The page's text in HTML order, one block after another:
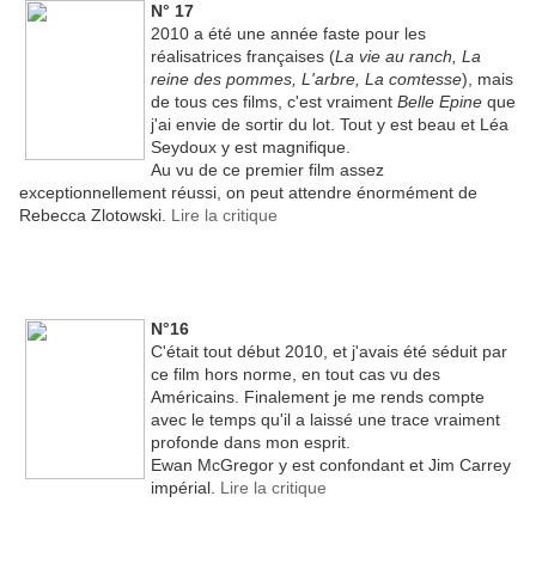
N° 17
2010 a été une année faste pour les
réalisatrices françaises (La vie au ranch, La
reine des pommes, L'arbre, La comtesse), mais
de tous ces films, c'est vraiment Belle Epine que
j'ai envie de sortir du lot. Tout y est beau et Léa
Seydoux y est magnifique.
Au vu de ce premier film assez
exceptionnellement réussi, on peut attendre énormément de
Rebecca Zlotowski. Lire la critique
N°16
C'était tout début 2010, et j'avais été séduit par
ce film hors norme, en tout cas vu des
Américains. Finalement je me rends compte
avec le temps qu'il a laissé une trace vraiment
profonde dans mon esprit.
Ewan McGregor y est confondant et Jim Carrey
impérial. Lire la critique